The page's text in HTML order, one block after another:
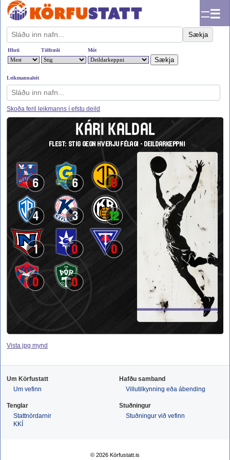
☰
Sækja
Hluti Tölfræði Mót
Leikmannaleit
Skoða feril leikmanns í efstu deild
KÁRI KALDAL
FLEST: STIG GEGN HVERJU FÉLAGI - DEILDARKEPPNI
6 6 0
4 3 12
1 0 0
0 0
Vista jpg mynd
Um Körfustatt
Um vefinn
Hafðu samband
Villutilkynning eða ábending
Tenglar
Stattnördarnir
KKÍ
Stuðningur
Stuðningur við vefinn
© 2026 Körfustatt.is